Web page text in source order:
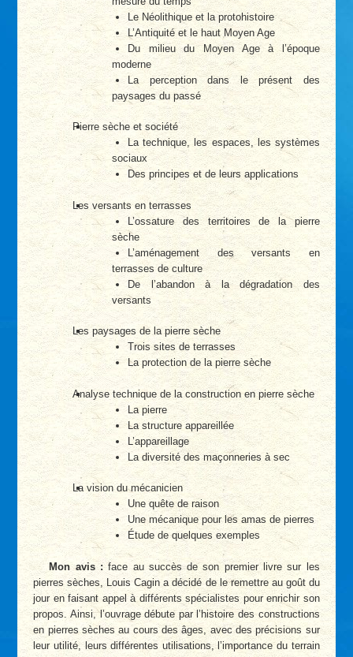
Le Néolithique et la protohistoire
L’Antiquité et le haut Moyen Age
Du milieu du Moyen Age à l’époque
moderne
La perception dans le présent des
paysages du passé
Pierre sèche et société
La technique, les espaces, les systèmes
sociaux
Des principes et de leurs applications
Les versants en terrasses
L’ossature des territoires de la pierre
sèche
L’aménagement des versants en
terrasses de culture
De l’abandon à la dégradation des
versants
Les paysages de la pierre sèche
Trois sites de terrasses
La protection de la pierre sèche
Analyse technique de la construction en pierre sèche
La pierre
La structure appareillée
L’appareillage
La diversité des maçonneries à sec
La vision du mécanicien
Une quête de raison
Une mécanique pour les amas de pierres
Étude de quelques exemples
Mon avis :face au succès de son premier livre sur les
pierres sèches, Louis Cagin a décidé de le remettre au goût du
jour en faisant appel à différents spécialistes pour enrichir son
propos. Ainsi, l’ouvrage débute par l’histoire des constructions
en pierres sèches au cours des âges, avec des précisions sur
leur utilité, leurs différentes utilisations, l’importance du terrain